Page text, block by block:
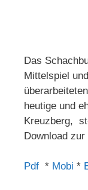
Das
Mittelspiel
heutige und
Kreuzberg,
Download
Pdf * Mobi *